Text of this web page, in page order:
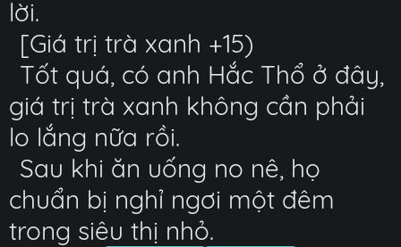
lời.
[Giá trị trà xanh +15)
Tốt quá, có anh Hắc Thổ ở đây,
giá trị trà xanh không cần phải
lo lắng nữa rồi.
Sau khi ăn uống no nê, họ
chuẩn bị nghỉ ngơi một đêm
trong siêu thị nhỏ.